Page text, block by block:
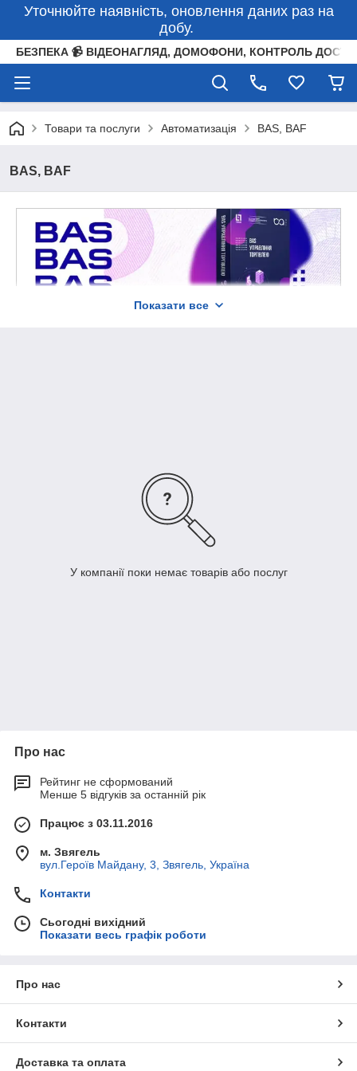
Уточнюйте наявність, оновлення даних раз на
добу.
БЕЗПЕКА 📹 ВІДЕОНАГЛЯД, ДОМОФОНИ, КОНТРОЛЬ
Товари та послуги Автоматизація BAS, BAF
BAS, BAF
Показати все
У компанії поки немає товарів або послуг
Про нас
Рейтинг не сформований
Менше 5 відгуків за останній рік
Працює з 03.11.2016
м. Звягель
вул.Героїв Майдану, 3, Звягель, Україна
Контакти
Сьогодні вихідний
Показати весь графік роботи
Про нас
Контакти
Доставка та оплата